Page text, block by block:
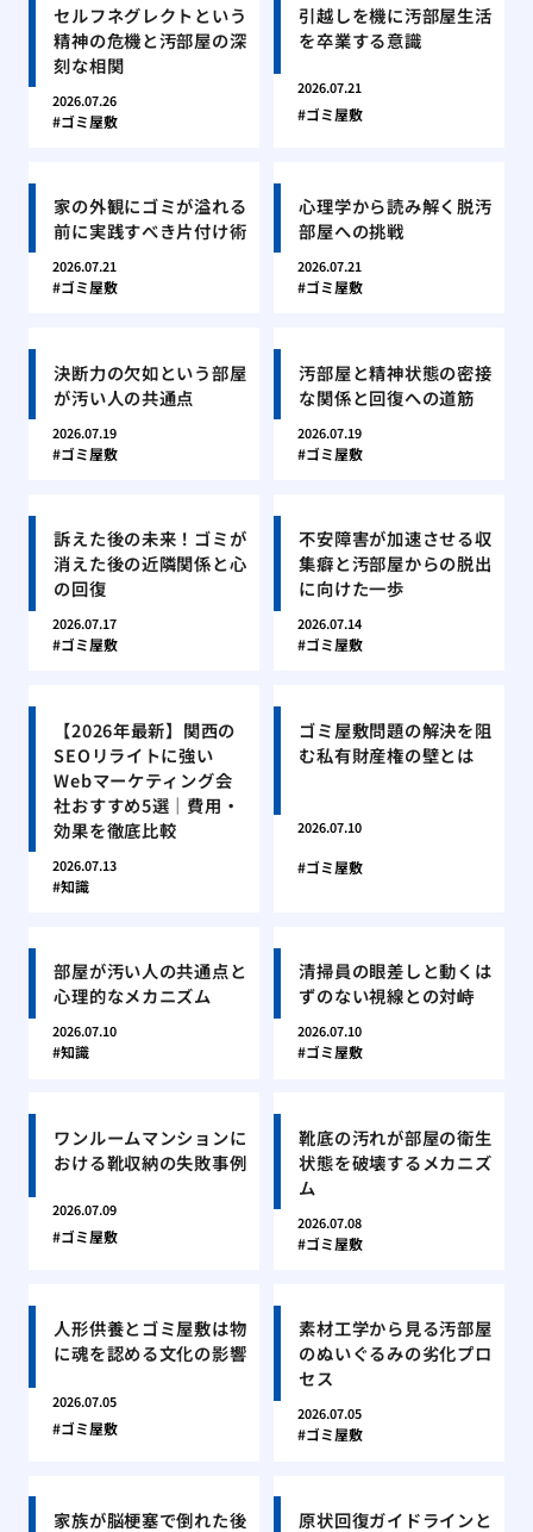
セルフネグレクトという
精神の危機と汚部屋の深
刻な相関
2026.07.26
ゴミ屋敷
引越しを機に汚部屋生活
を卒業する意識
2026.07.21
ゴミ屋敷
家の外観にゴミが溢れる
前に実践すべき片付け術
2026.07.21
ゴミ屋敷
心理学から読み解く脱汚
部屋への挑戦
2026.07.21
ゴミ屋敷
決断力の欠如という部屋
が汚い人の共通点
2026.07.19
ゴミ屋敷
汚部屋と精神状態の密接
な関係と回復への道筋
2026.07.19
ゴミ屋敷
訴えた後の未来！ゴミが
消えた後の近隣関係と心
の回復
2026.07.17
ゴミ屋敷
不安障害が加速させる収
集癖と汚部屋からの脱出
に向けた一歩
2026.07.14
ゴミ屋敷
【2026年最新】関西の
SEOリライトに強い
Webマーケティング会
社おすすめ5選｜費用・
効果を徹底比較
2026.07.13
知識
ゴミ屋敷問題の解決を阻
む私有財産権の壁とは
2026.07.10
ゴミ屋敷
部屋が汚い人の共通点と
心理的なメカニズム
2026.07.10
知識
清掃員の眼差しと動くは
ずのない視線との対峙
2026.07.10
ゴミ屋敷
ワンルームマンションに
おける靴収納の失敗事例
2026.07.09
ゴミ屋敷
靴底の汚れが部屋の衛生
状態を破壊するメカニズ
ム
2026.07.08
ゴミ屋敷
人形供養とゴミ屋敷は物
に魂を認める文化の影響
2026.07.05
ゴミ屋敷
素材工学から見る汚部屋
のぬいぐるみの劣化プロ
セス
2026.07.05
ゴミ屋敷
家族が脳梗塞で倒れた後
原状回復ガイドラインと